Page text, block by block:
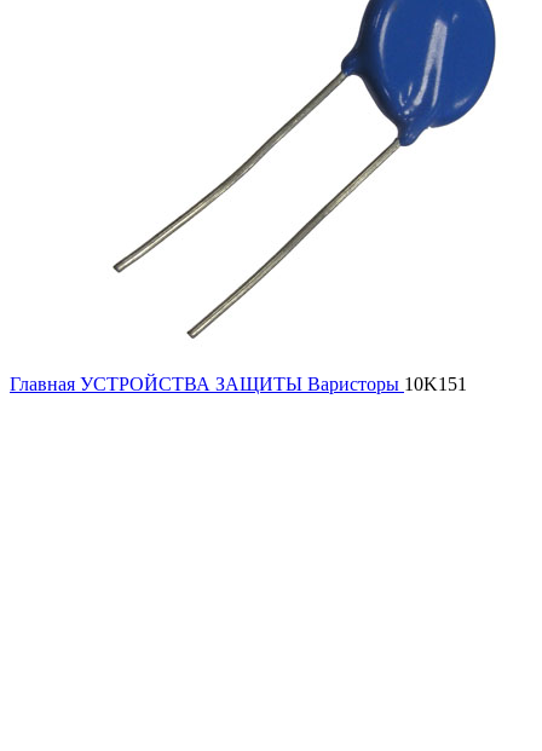
Главная УСТРОЙСТВА ЗАЩИТЫ Варисторы 10K151